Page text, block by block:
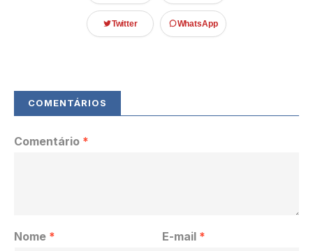
Twitter WhatsApp
Comentário *
Nome * E-mail *